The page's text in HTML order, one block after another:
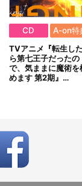
CD
A-on特
TVアニメ『転生し
ら第七王子だったの
で、気ままに魔術を
めます 第2期』…